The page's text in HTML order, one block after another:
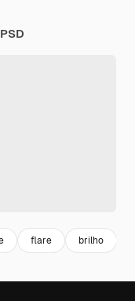
flare brilho